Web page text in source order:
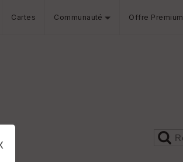
Cartes Communauté Offre Premium